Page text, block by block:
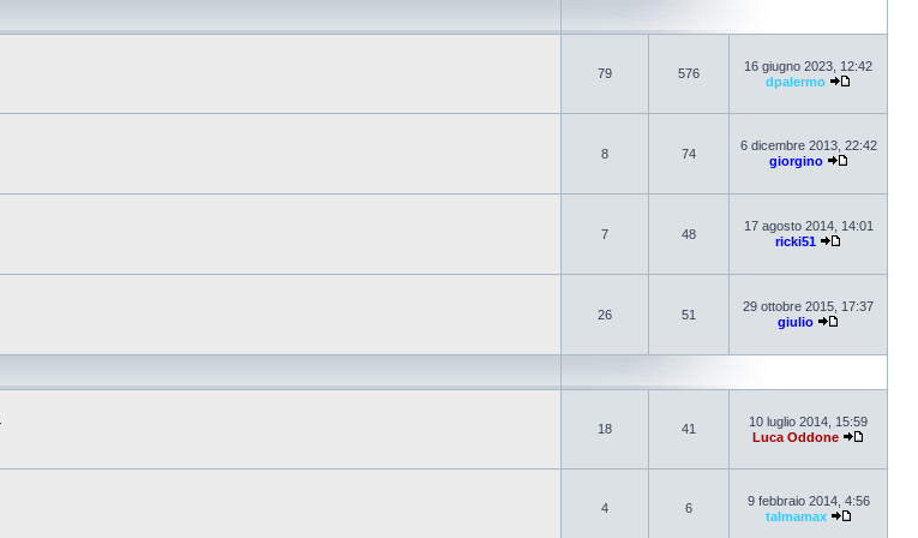
79 576
16 giugno 2023, 12:42
dpalermo
8 74
6 dicembre 2013, 22:42
giorgino
7 48
17 agosto 2014, 14:01
ricki51
26 51
29 ottobre 2015, 17:37
giulio
18 41
10 luglio 2014, 15:59
Luca Oddone
4 6
9 febbraio 2014, 4:56
talmamax